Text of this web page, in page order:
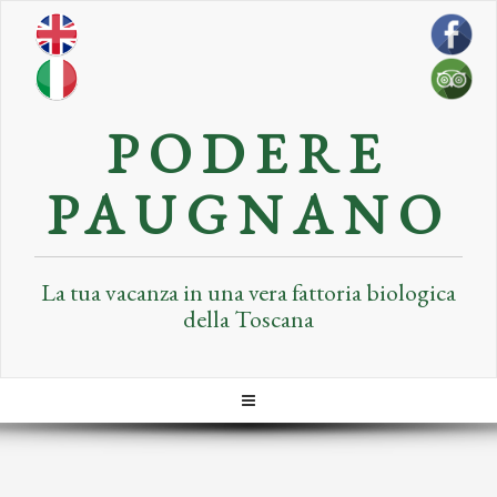
PODERE
PAUGNANO
La tua vacanza in una vera fattoria biologica
della Toscana